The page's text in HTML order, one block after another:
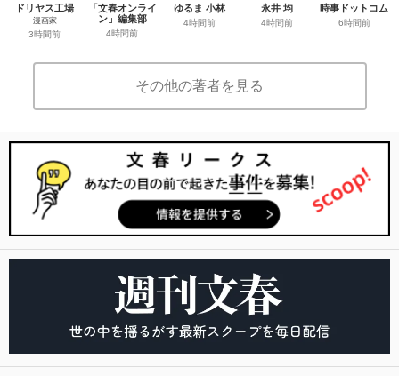
ドリヤス工場
漫画家
3時間前
「文春オンライ
ン」編集部
4時間前
ゆるま 小林
4時間前
永井 均
4時間前
時事ドットコム
6時間前
その他の著者を見る